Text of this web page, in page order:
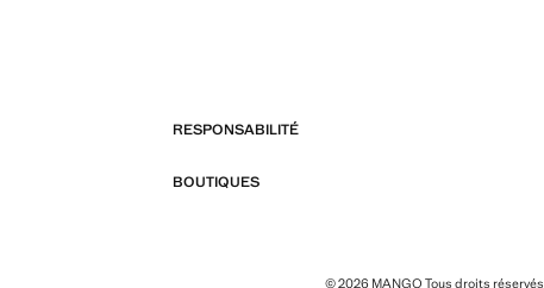
RESPONSABILITÉ
BOUTIQUES
© 2026 MANGO Tous droits réservés